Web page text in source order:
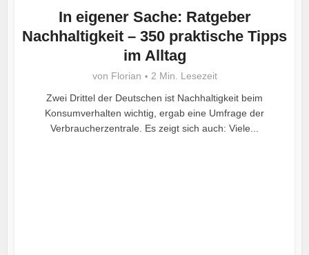
In eigener Sache: Ratgeber
Nachhaltigkeit – 350 praktische Tipps
im Alltag
von Florian
2 Min. Lesezeit
Zwei Drittel der Deutschen ist Nachhaltigkeit beim
Konsumverhalten wichtig, ergab eine Umfrage der
Verbraucherzentrale. Es zeigt sich auch: Viele...